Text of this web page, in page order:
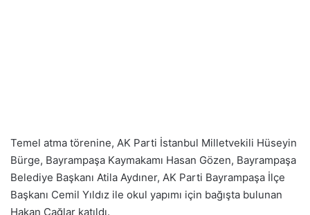
Temel atma törenine, AK Parti İstanbul Milletvekili Hüseyin
Bürge, Bayrampaşa Kaymakamı Hasan Gözen, Bayrampaşa
Belediye Başkanı Atila Aydıner, AK Parti Bayrampaşa İlçe
Başkanı Cemil Yıldız ile okul yapımı için bağışta bulunan
Hakan Çağlar katıldı.